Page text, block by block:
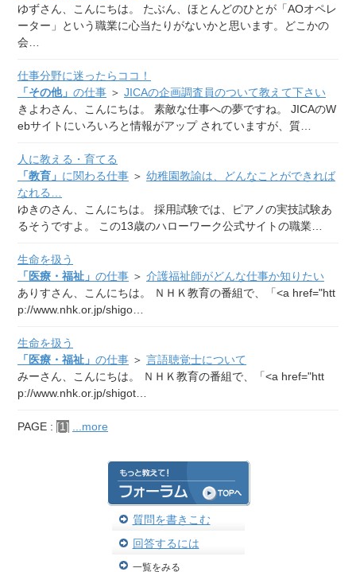
ゆずさん、こんにちは。 たぶん、ほとんどのひとが「AOオペレ
ーター」という職業に心当たりがないかと思います。どこかの
会…
仕事分野に迷ったらココ！
「その他」 の仕事 ＞ JICAの企画調査員のついて教えて下さい
きよわさん、こんにちは。 素敵な仕事への夢ですね。 JICAのW
ebサイトにいろいろと情報がアップ されていますが、質…
人に教える・育てる
「教育」 に関わる仕事 ＞ 幼稚園教諭は、どんなことができれば
なれる…
ゆきのさん、こんにちは。 採用試験では、ピアノの実技試験あ
るそうですよ。 この13歳のハローワーク公式サイトの職業…
生命を扱う
「医療・福祉」 の仕事 ＞ 介護福祉師がどんな仕事か知りたい
ありすさん、こんにちは。 ＮＨＫ教育の番組で、「<a href="htt
p://www.nhk.or.jp/shigo…
生命を扱う
「医療・福祉」 の仕事 ＞ 言語聴覚士について
みーさん、こんにちは。 ＮＨＫ教育の番組で、「<a href="htt
p://www.nhk.or.jp/shigot…
PAGE : [1] ...more
質問を書きこむ
回答するには
一覧をみる